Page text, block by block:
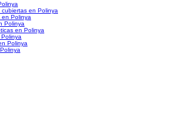
cubiertas en Polinya
en Polinya
Polinya
en Polinya
Polinya